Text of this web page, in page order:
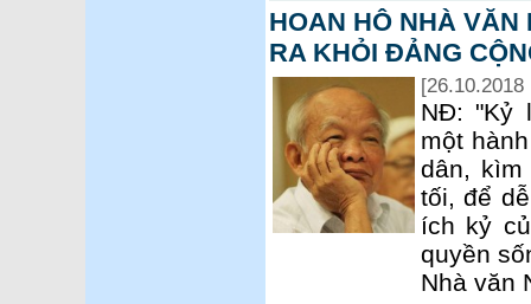
HOAN HÔ NHÀ VĂN
RA KHỎI ĐẢNG
[26.10.2018
NĐ: "Kỷ
một
dân,
tối, để
ích kỷ
quyền
Nhà văn